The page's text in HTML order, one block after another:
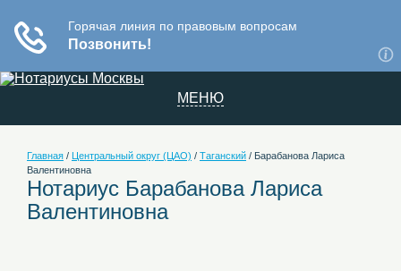
МЕНЮ
Главная / Центральный округ (ЦАО) / Таганский / Барабанова Лариса
Валентиновна
Нотариус Барабанова Лариса
Валентиновна